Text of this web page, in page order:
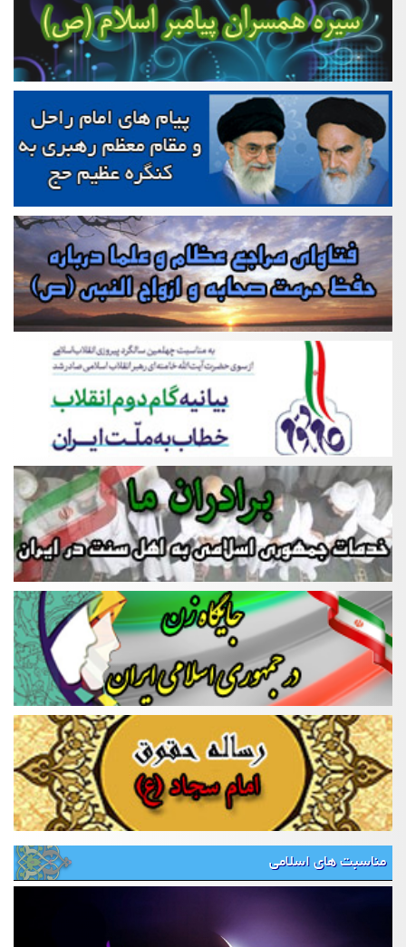
مناسبت های اسلامی